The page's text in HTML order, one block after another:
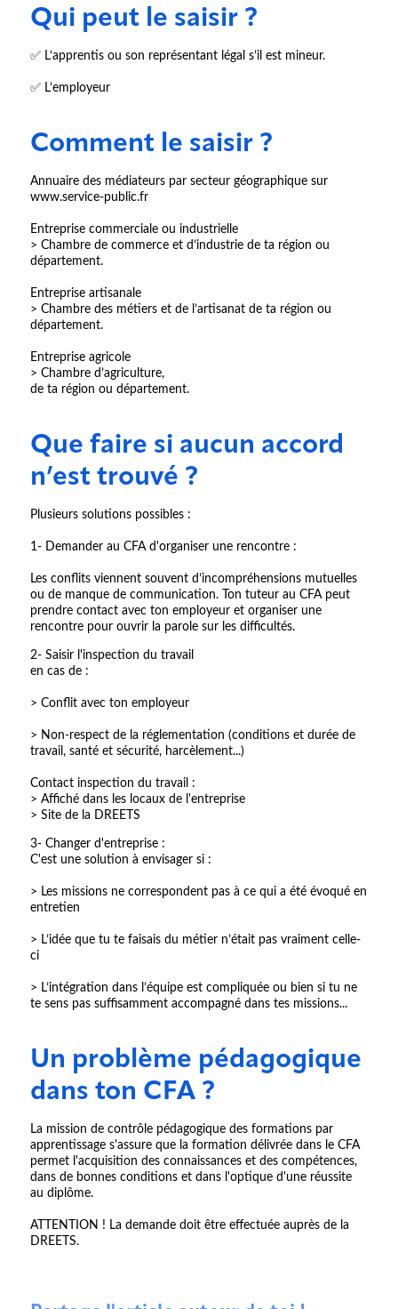
Qui peut le saisir ?
✅ L‘apprentis ou son représentant légal s’il est mineur.
✅ L’employeur
Comment le saisir ?
Annuaire des médiateurs par secteur géographique sur
www.service-public.fr
Entreprise commerciale ou industrielle
> Chambre de commerce et d’industrie de ta région ou
département.
Entreprise artisanale
> Chambre des métiers et de l’artisanat de ta région ou
département.
Entreprise agricole
> Chambre d’agriculture,
de ta région ou département.
Que faire si aucun accord
n’est trouvé ?
Plusieurs solutions possibles :
1- Demander au CFA d'organiser une rencontre :
Les conflits viennent souvent d’incompréhensions mutuelles
ou de manque de communication. Ton tuteur au CFA peut
prendre contact avec ton employeur et organiser une
rencontre pour ouvrir la parole sur les difficultés.
2- Saisir l'inspection du travail
en cas de :
> Conflit avec ton employeur
> Non-respect de la réglementation (conditions et durée de
travail, santé et sécurité, harcèlement...)
Contact inspection du travail :
> Affiché dans les locaux de l'entreprise
> Site de la DREETS
3- Changer d'entreprise :
C'est une solution à envisager si :
> Les missions ne correspondent pas à ce qui a été évoqué en
entretien
> L’idée que tu te faisais du métier n’était pas vraiment celle-
ci
> L’intégration dans l’équipe est compliquée ou bien si tu ne
te sens pas suffisamment accompagné dans tes missions...
Un problème pédagogique
dans ton CFA ?
La mission de contrôle pédagogique des formations par
apprentissage s'assure que la formation délivrée dans le CFA
permet l'acquisition des connaissances et des compétences,
dans de bonnes conditions et dans l'optique d'une réussite
au diplôme.
ATTENTION ! La demande doit être effectuée auprès de la
DREETS.